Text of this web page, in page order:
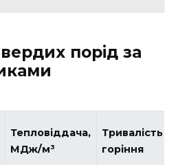
порід за
Тепловіддача,
МДж/м³
Тривалість
горіння